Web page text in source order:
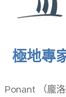
極地專
Ponant （龐